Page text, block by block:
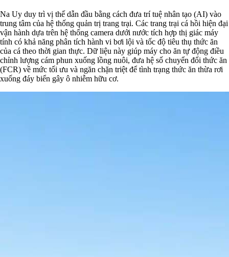
Na Uy duy trì vị thế dẫn đầu bằng cách đưa trí tuệ nhân tạo (AI) vào
trung tâm của hệ thống quản trị trang trại. Các trang trại cá hồi hiện đại
vận hành dựa trên hệ thống camera dưới nước tích hợp thị giác máy
tính có khả năng phân tích hành vi bơi lội và tốc độ tiêu thụ thức ăn
của cá theo thời gian thực. Dữ liệu này giúp máy cho ăn tự động điều
chỉnh lượng cám phun xuống lồng nuôi, đưa hệ số chuyển đổi thức ăn
(FCR) về mức tối ưu và ngăn chặn triệt để tình trạng thức ăn thừa rơi
xuống đáy biển gây ô nhiễm hữu cơ.